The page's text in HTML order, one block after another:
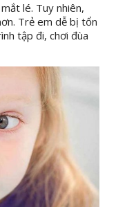
lé. Tuy nhiên,
Trẻ em dễ bị tổn
tập đi, chơi đùa